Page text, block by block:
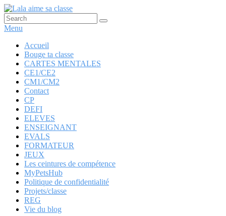
Aller
au
contenu
Lala aime sa classe
Anglais, cartes mentales et ….
Recherche :
Rechercher
Menu
Menu
principal
Accueil
Bouge ta classe
CARTES MENTALES
CE1/CE2
CM1/CM2
Contact
CP
DEFI
ELEVES
ENSEIGNANT
EVALS
FORMATEUR
JEUX
Les ceintures de compétence
MyPetsHub
Politique de confidentialité
Projets/classe
REG
Vie du blog